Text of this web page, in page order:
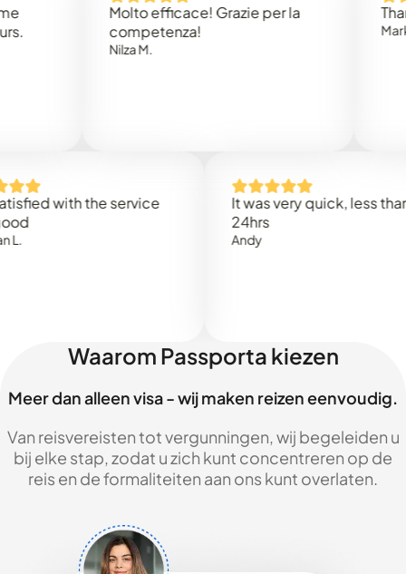
Molto efficace! Grazie per la
competenza!
Thank
with the service
It was very quick, less than
Waarom Passporta kiezen
Meer dan alleen visa - wij maken reizen eenvoudig.
Van reisvereisten tot vergunningen, wij begeleiden u
bij elke stap, zodat u zich kunt concentreren op de
reis en de formaliteiten aan ons kunt overlaten.